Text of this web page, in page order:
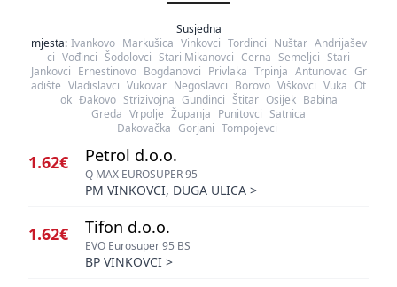
Susjedna
mjesta: Ivankovo Markušica Vinkovci Tordinci Nuštar Andrijašev
ci Vođinci Šodolovci Stari Mikanovci Cerna Semeljci Stari
Jankovci Ernestinovo Bogdanovci Privlaka Trpinja Antunovac Gr
adište Vladislavci Vukovar Negoslavci Borovo Viškovci Vuka Ot
ok Đakovo Strizivojna Gundinci Štitar Osijek Babina
Greda Vrpolje Županja Punitovci Satnica
Đakovačka Gorjani Tompojevci
1.62€ Petrol d.o.o.
Q MAX EUROSUPER 95
PM VINKOVCI, DUGA ULICA >
1.62€ Tifon d.o.o.
EVO Eurosuper 95 BS
BP VINKOVCI >